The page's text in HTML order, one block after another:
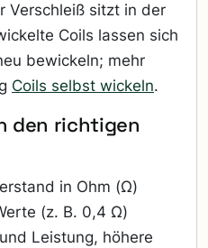
Verschleiß sitzt in der
Coils lassen sich
bewickeln; mehr
Coils selbst wickeln.
den richtigen
in Ohm (Ω)
(z. B. 0,4 Ω)
Leistung, höhere